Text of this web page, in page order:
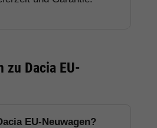
zu Dacia EU-
EU-Neuwagen?